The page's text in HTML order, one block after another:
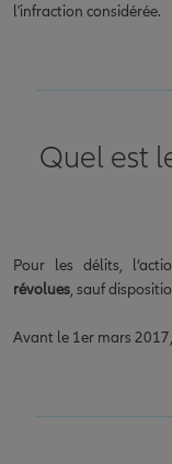
l'infraction considérée.
Quel est
Pour les délits,
révolues, sauf
Avant le 1er mars